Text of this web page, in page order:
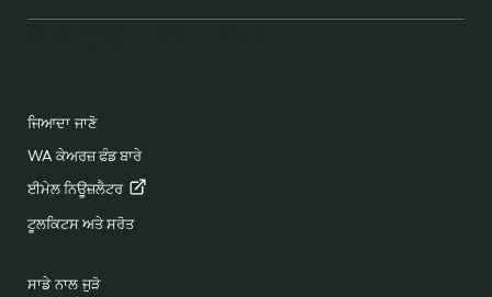
ਜਿਆਦਾ ਜਾਣੋ
WA ਕੇਅਰਜ਼ ਫੰਡ ਬਾਰੇ
ਈਮੇਲਨਿਊਜ਼ਲੈਟਰ
ਟੂਲਕਿਟਸ ਅਤੇ ਸਰੋਤ
ਸਾਡੇ ਨਾਲ ਜੁੜੋ